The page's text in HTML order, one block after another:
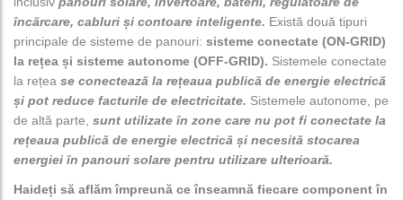
încărcare, cabluri și contoare inteligente. Există două tipuri
principale de sisteme de panouri: sisteme conectate (ON-GRID)
la rețea și sisteme autonome (OFF-GRID). Sistemele conectate
la rețea se conectează la rețeaua publică de energie electrică
și pot reduce facturile de electricitate. Sistemele autonome, pe
de altă parte, sunt utilizate în zone care nu pot fi conectate la
rețeaua publică de energie electrică și necesită stocarea
energiei în panouri solare pentru utilizare ulterioară.
Haideți să aflăm împreună ce înseamnă fiecare component în